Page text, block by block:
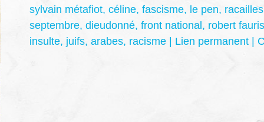
sylvain métafiot, céline, fascisme, le pen, racailles
septembre, dieudonné, front national, robert
insulte, juifs, arabes, racisme | Lien permanent |